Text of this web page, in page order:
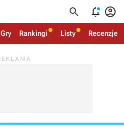
  
Gry Rankingi Listy Recenzje